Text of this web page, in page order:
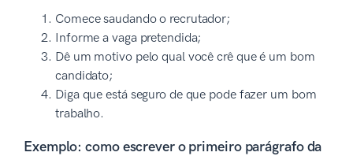
Comece saudando o recrutador;
Informe a vaga pretendida;
Dê um motivo pelo qual você crê que é um bom
candidato;
Diga que está seguro de que pode fazer um bom
trabalho.
Exemplo: como escrever o primeiro parágrafo da